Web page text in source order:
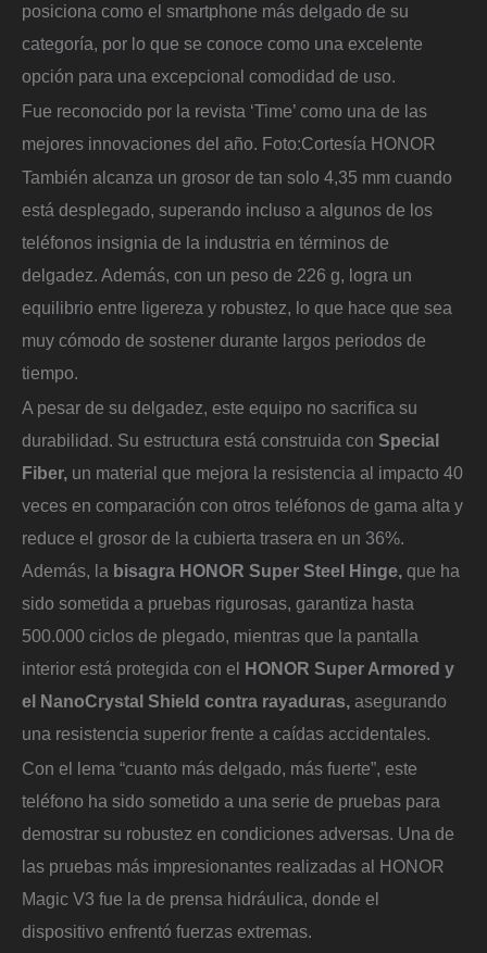
posiciona como el smartphone más delgado de su
categoría, por lo que se conoce como una excelente
opción para una excepcional comodidad de uso.
Fue reconocido por la revista ‘Time’ como una de las
mejores innovaciones del año. Foto:Cortesía HONOR
También alcanza un grosor de tan solo 4,35 mm cuando
está desplegado, superando incluso a algunos de los
teléfonos insignia de la industria en términos de
delgadez. Además, con un peso de 226 g, logra un
equilibrio entre ligereza y robustez, lo que hace que sea
muy cómodo de sostener durante largos periodos de
tiempo.
A pesar de su delgadez, este equipo no sacrifica su
durabilidad. Su estructura está construida con Special
Fiber, un material que mejora la resistencia al impacto 40
veces en comparación con otros teléfonos de gama alta y
reduce el grosor de la cubierta trasera en un 36%.
Además, la bisagra HONOR Super Steel Hinge, que ha
sido sometida a pruebas rigurosas, garantiza hasta
500.000 ciclos de plegado, mientras que la pantalla
interior está protegida con el HONOR Super Armored y
el NanoCrystal Shield contra rayaduras, asegurando
una resistencia superior frente a caídas accidentales.
Con el lema “cuanto más delgado, más fuerte”, este
teléfono ha sido sometido a una serie de pruebas para
demostrar su robustez en condiciones adversas. Una de
las pruebas más impresionantes realizadas al HONOR
Magic V3 fue la de prensa hidráulica, donde el
dispositivo enfrentó fuerzas extremas.